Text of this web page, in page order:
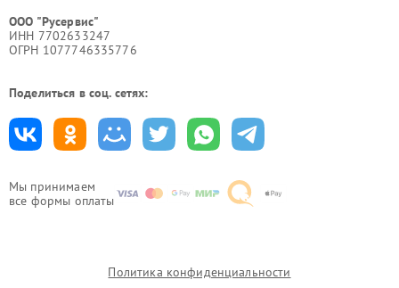
Мы принимаем
все формы оплаты
ООО "Русервис"
ИНН 7702633247
ОГРН 1077746335776
Поделиться в соц. сетях:
Политика конфиденциальности